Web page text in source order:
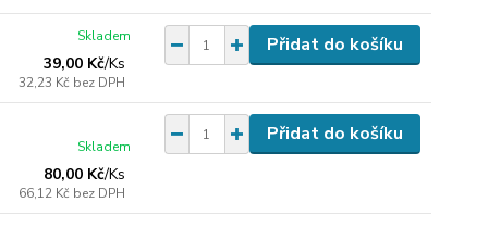
39,00 Kč/Ks
32,23 Kč bez DPH
Skladem Přidat do košíku
80,00 Kč/Ks
66,12 Kč bez DPH
Skladem
Přidat do košíku